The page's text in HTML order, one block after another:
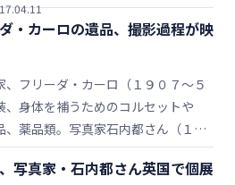
し舞台あいさつするほか、２回目
、気鋭のアーティスト片山真理さ
・カーロの遺品、撮影過程が映
フリーダ・カーロ（１９０７～５
、身体を補うためのコルセットや
薬品類。写真家石内都さん（１９
１２年春、メキシコに渡って、彼
した。その約３週間の創作過程を追
写真家・石内都さん英国で個展